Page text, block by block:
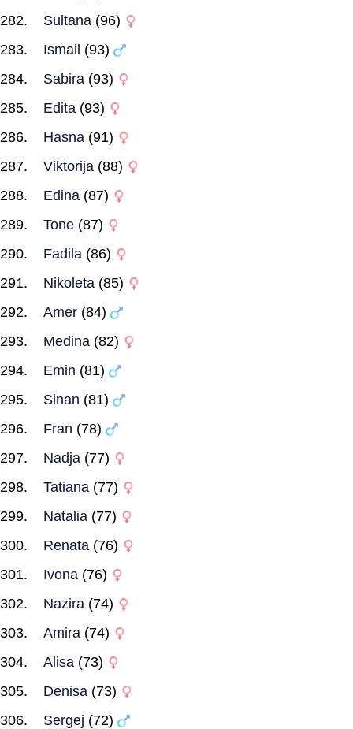
Sultana (96)
Ismail (93)
Sabira (93)
Edita (93)
Hasna (91)
Viktorija (88)
Edina (87)
Tone (87)
Fadila (86)
Nikoleta (85)
Amer (84)
Medina (82)
Emin (81)
Sinan (81)
Fran (78)
Nadja (77)
Tatiana (77)
Natalia (77)
Renata (76)
Ivona (76)
Nazira (74)
Amira (74)
Alisa (73)
Denisa (73)
Sergej (72)